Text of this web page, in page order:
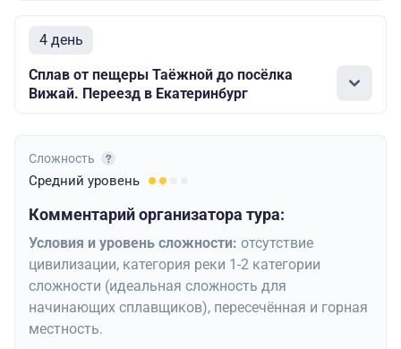
4 день
Сплав от пещеры Таёжной до посёлка
Вижай. Переезд в Екатеринбург
Сложность
Средний уровень
Комментарий организатора тура:
Условия и уровень сложности: отсутствие
цивилизации, категория реки 1-2 категории
сложности (идеальная сложность для
начинающих сплавщиков), пересечённая и горная
местность.